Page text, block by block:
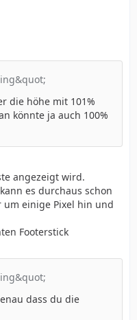
die höhe mit 101%
könnte ja auch 100%
angezeigt wird.
es durchaus schon
um einige Pixel hin und
Footerstick
dass du die